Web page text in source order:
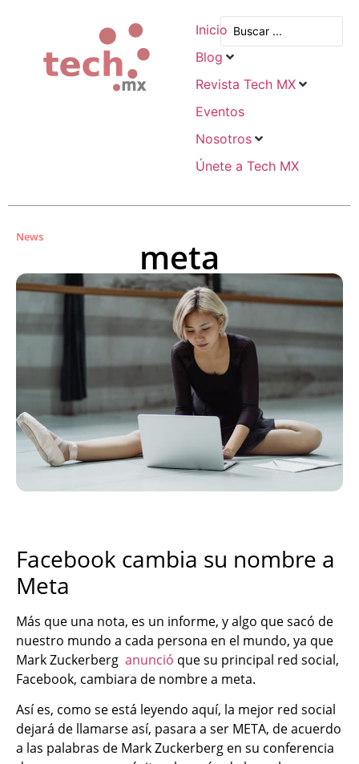
Inicio
Blog
Revista Tech MX
Eventos
Nosotros
Únete a Tech MX
News meta
Facebook cambia su nombre a
Meta
Más que una nota, es un informe, y algo que sacó de
nuestro mundo a cada persona en el mundo, ya que
Mark Zuckerberg anunció que su principal red social,
Facebook, cambiara de nombre a meta.
Así es, como se está leyendo aquí, la mejor red social
dejará de llamarse así, pasara a ser META, de acuerdo
a las palabras de Mark Zuckerberg en su conferencia